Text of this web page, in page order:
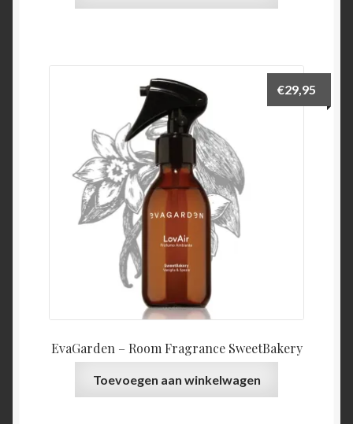
EvaGarden – Room Fragrance SweetBakery
€29,95
Toevoegen aan winkelwagen